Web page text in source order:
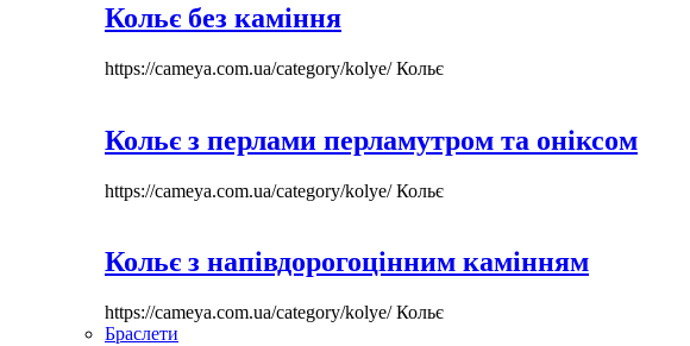
Кольє без каміння
https://cameya.com.ua/category/kolye/Кольє
Кольє з перлами перламутром та оніксом
https://cameya.com.ua/category/kolye/Кольє
Кольє з напівдорогоцінним камінням
https://cameya.com.ua/category/kolye/Кольє
Браслети